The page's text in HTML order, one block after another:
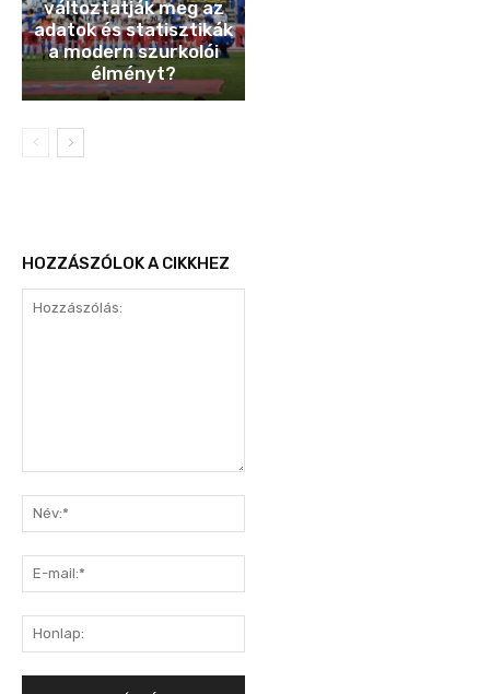
változtatják meg az
adatok és statisztikák
a modern szurkolói
élményt?
HOZZÁSZÓLOK A CIKKHEZ
mail:*